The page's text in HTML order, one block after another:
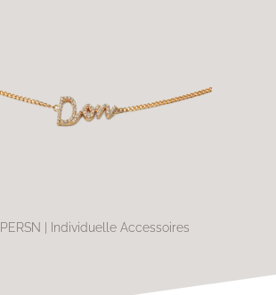
PERSN | Individuelle Accessoires